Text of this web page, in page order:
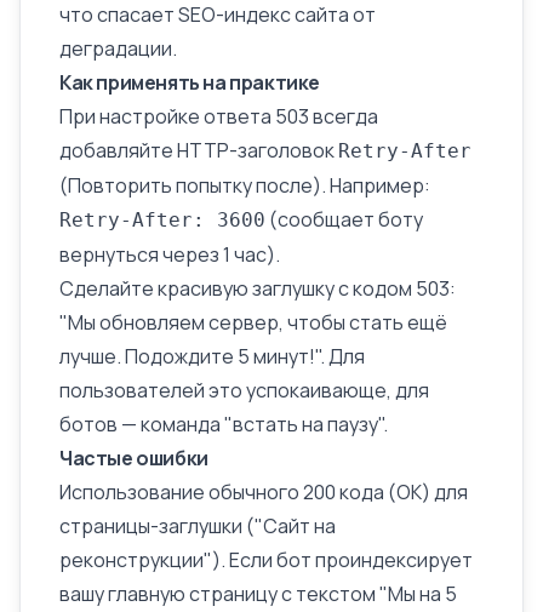
что спасает SEO-индекс сайта от
деградации.
Как применять на практике
При настройке ответа 503 всегда
добавляйте HTTP-заголовок Retry-After
(Повторить попытку после). Например:
Retry-After: 3600 (сообщает боту
вернуться через 1 час).
Сделайте красивую заглушку с кодом 503:
"Мы обновляем сервер, чтобы стать ещё
лучше. Подождите 5 минут!". Для
пользователей это успокаивающе, для
ботов — команда "встать на паузу".
Частые ошибки
Использование обычного 200 кода (OK) для
страницы-заглушки ("Сайт на
реконструкции"). Если бот проиндексирует
вашу главную страницу с текстом "Мы на 5